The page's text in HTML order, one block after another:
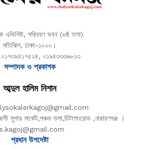
এভিনিউ, পরিবহণ ভবন (৬ষ্ঠ তলা)
মতিঝিল, ঢাকা-১০০০।
০১৭৩৯৪১৭৫২৪, ০১৯৪৩৩৩৬৮১৩
সম্পাদক ও প্রকাশক
আব্দুল হালিম নিশান
সুপার মার্কেট,পঞ্চম তলা,চিটাগাংরোড ,নারায়ণগঞ্জ ।
প্রধান উপদেষ্টা